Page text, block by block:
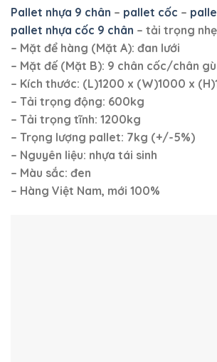
Pallet nhựa 9 chân – pallet cốc –
pallet nhựa cốc 9 chân – tải trọng
– Mặt để hàng (Mặt A): đan lưới
– Mặt đế (Mặt B): 9 chân cốc/chân gù
– Kích thước: (L)1200 x (W)1000 x
– Tải trọng động: 600kg
– Tải trọng tĩnh: 1200kg
– Trọng lượng pallet: 7kg (+/-5%)
– Nguyên liệu: nhựa tái sinh
– Màu sắc: đen
– Hàng Việt Nam, mới 100%